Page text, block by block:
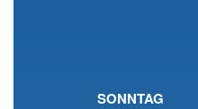
SONNTAG